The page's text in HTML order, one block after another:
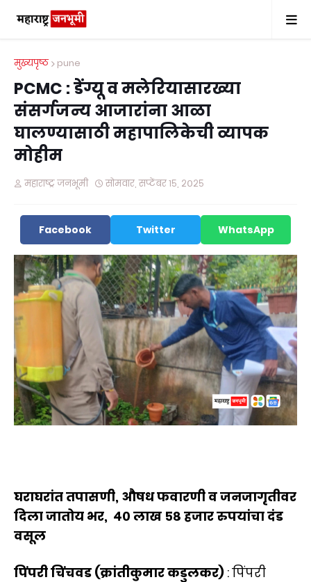
मुख्यपृष्ठ pune
PCMC : डेंग्यू व मलेरियासारख्या
संसर्गजन्य आजारांना आळा
घालण्यासाठी महापालिकेची व्यापक
मोहीम
महाराष्ट्र जनभूमी सोमवार, सप्टेंबर १५, २०२५
Facebook Twitter WhatsApp
घराघरांत तपासणी, औषध फवारणी व जनजागृतीवर
दिला जातोय भर, ४० लाख ५८ हजार रुपयांचा दंड
वसूल
पिंपरी चिंचवड (क्रांतीकुमार कडुलकर) : पिंपरी